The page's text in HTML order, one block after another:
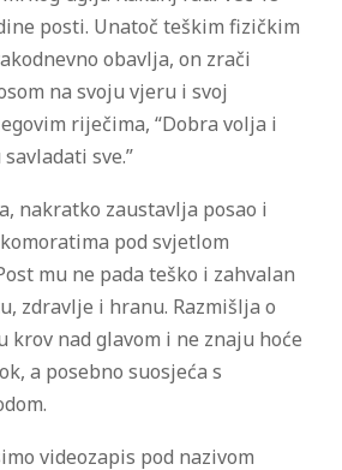
posti. Unatoč teškim fizičkim
obavlja, on zrači
na svoju vjeru i svoj
riječima, “Dobra volja i
sve.”
nakratko zaustavlja posao i
pod svjetlom
mu ne pada teško i zahvalan
zdravlje i hranu. Razmišlja o
krov nad glavom i ne znaju hoće
a posebno suosjeća s
videozapis pod nazivom